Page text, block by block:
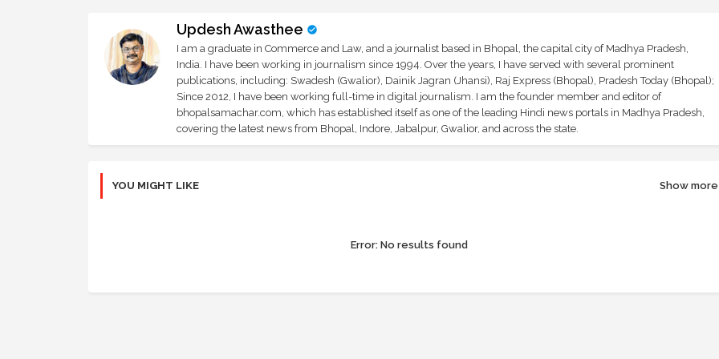
Updesh Awasthee
I am a graduate in Commerce and Law, and a journalist based in Bhopal, the capital city of Madhya Pradesh,
India. I have been working in journalism since 1994. Over the years, I have served with several prominent
publications, including: Swadesh (Gwalior), Dainik Jagran (Jhansi), Raj Express (Bhopal), Pradesh Today (Bhopal);
Since 2012, I have been working full-time in digital journalism. I am the founder member and editor of
bhopalsamachar.com, which has established itself as one of the leading Hindi news portals in Madhya Pradesh,
covering the latest news from Bhopal, Indore, Jabalpur, Gwalior, and across the state.
YOU MIGHT LIKE Show more
Error:No results found